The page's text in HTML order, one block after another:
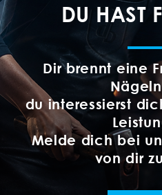
DU HAST
Dir brennt eine
du interessierst
Melde dich bei
von dir